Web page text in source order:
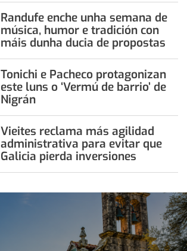
Randufe enche unha semana de
música, humor e tradición con
máis dunha ducia de propostas
Tonichi e Pacheco protagonizan
este luns o ‘Vermú de barrio’ de
Nigrán
Vieites reclama más agilidad
administrativa para evitar que
Galicia pierda inversiones